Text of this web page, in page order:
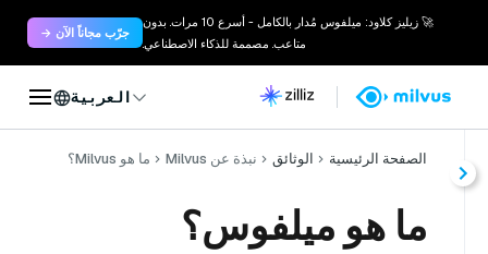
🚀 زيليز كلاود: ميلفوس مُدار بالكامل - أسرع 10 مرات. بدون
متاعب. مصممة للذكاء الاصطناعي.
جرّب مجاناً الآن →
العربية
الصفحة الرئيسية الوثائق نبذة عن Milvus ما هو Milvus؟
ما هو ميلفوس؟